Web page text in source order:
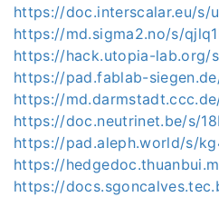
https://doc.interscalar.eu/s/
https://md.sigma2.no/s/
https://hack.utopia-lab.org/
https://pad.fablab-
https://
https://doc.neutrinet.be/s/
https://pad.aleph.world/s/
https://
https://